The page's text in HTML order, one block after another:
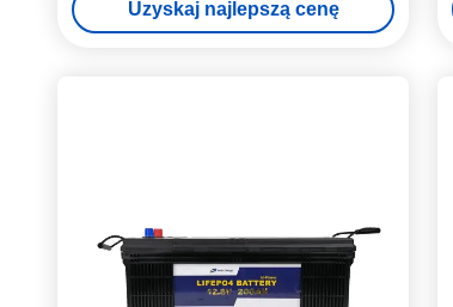
Uzyskaj najlepszą cenę